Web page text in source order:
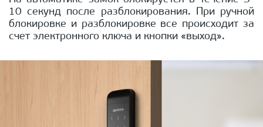
10 секунд после разблокирования. При ручной
блокировке и разблокировке все происходит за
счет электронного ключа и кнопки «выход».